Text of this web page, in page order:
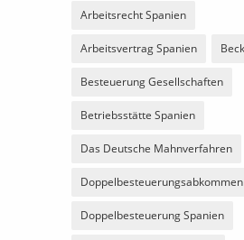
Arbeitsrecht Spanien
Arbeitsvertrag Spanien
Besteuerung Gesellschaften
Betriebsstätte Spanien
Das Deutsche Mahnverfahren
Doppelbesteuerungsabkommen
Doppelbesteuerung Spanien